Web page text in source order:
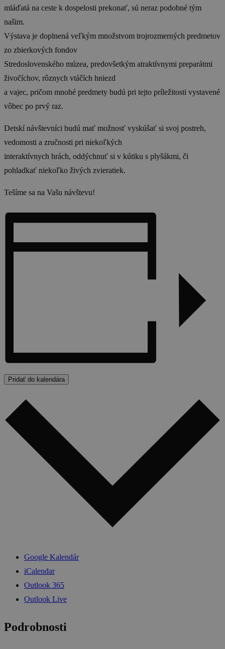
mláďatá na ceste k dospelosti prekonať, sú neraz podobné tým
našim.
Výstava je doplnená veľkým množstvom trojrozmerných predmetov
zo zbierkových fondov
Stredoslovenského múzea, predovšetkým atraktívnymi preparátmi
živočíchov, rôznych vtáčích hniezd
a vajec, pričom mnohé predmety budú pri tejto príležitosti vystavené
vôbec po prvý raz.
Detskí návštevníci budú mať možnosť vyskúšať si svoj postreh,
vedomosti a zručnosti pri niekoľkých
interaktívnych hrách, oddýchnuť si v kútiku s plyšákmi, či
pohladkať niekoľko živých zvieratiek.
Tešíme sa na Vašu návštevu!
Pridať do kalendára
Google Kalendár
iCalendar
Outlook 365
Outlook Live
Podrobnosti